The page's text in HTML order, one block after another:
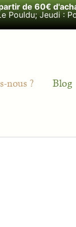
de 60€
Jeudi :
nous ? Blog